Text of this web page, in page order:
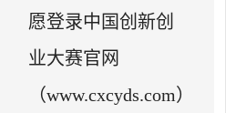
愿登录中国创新创
业大赛官网
（www.cxcyds.com）